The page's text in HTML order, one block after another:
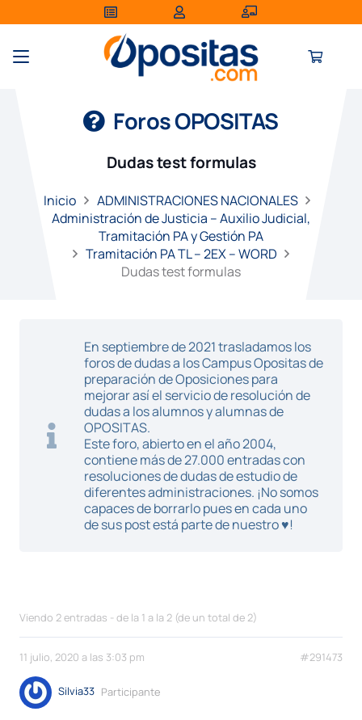
Foros OPOSITAS
Dudas test formulas
Inicio
ADMINISTRACIONES NACIONALES
Administración de Justicia – Auxilio Judicial,
Tramitación PA y Gestión PA
Tramitación PA TL – 2EX – WORD
Dudas test formulas
En septiembre de 2021 trasladamos los
foros de dudas a los Campus Opositas de
preparación de Oposiciones para
mejorar así el servicio de resolución de
dudas a los alumnos y alumnas de
OPOSITAS.
Este foro, abierto en el año 2004,
contiene más de 27.000 entradas con
resoluciones de dudas de estudio de
diferentes administraciones. ¡No somos
capaces de borrarlo pues en cada uno
de sus post está parte de nuestro ♥!
Viendo 2 entradas - de la 1 a la 2 (de un total de 2)
11 julio, 2020 a las 3:03 pm #291473
Silvia33 Participante